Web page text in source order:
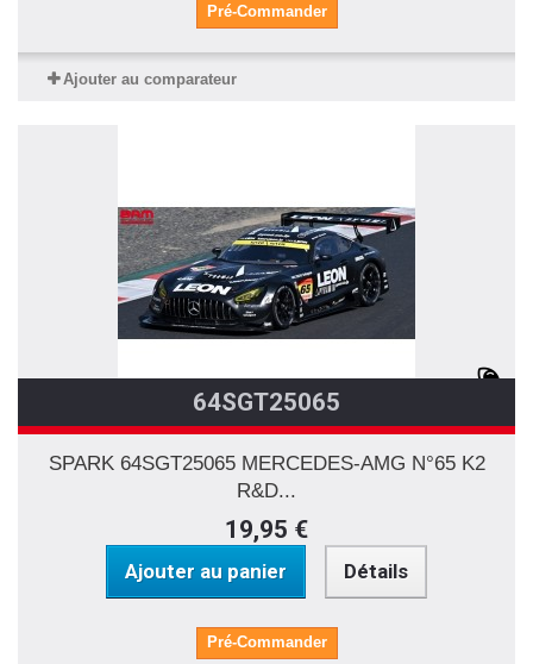
Pré-Commander
Ajouter au comparateur
64SGT25065
SPARK 64SGT25065 MERCEDES-AMG N°65 K2
R&D...
19,95 €
Ajouter au panier Détails
Pré-Commander